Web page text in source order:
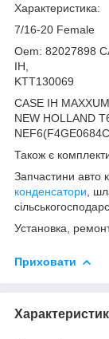
Характеристика:
7/16-20 Female
Oem: 82027898
IH,
KTT130069
CASE IH
NEW HOLLAND
Також є
Запчастини авто
конденсатори ,
Установка,
Приховати